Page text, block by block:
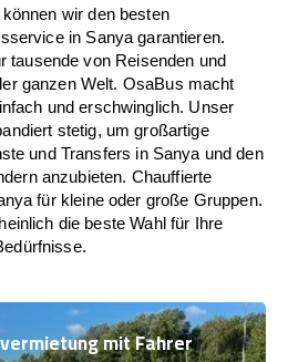
wir den besten
in Sanya garantieren.
tausende von Reisenden und
ganzen Welt. OsaBus macht
und erschwinglich. Unser
stetig, um großartige
und Transfers in Sanya und den
anzubieten. Chauffierte
für kleine oder große Gruppen.
die beste Wahl für Ihre
mit Fahrer